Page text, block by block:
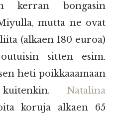
kerran bongasin
mutta ne ovat
(alkaen 180 euroa)
sitten esim.
heti poikkaaamaan
Natalina
koruja alkaen 65